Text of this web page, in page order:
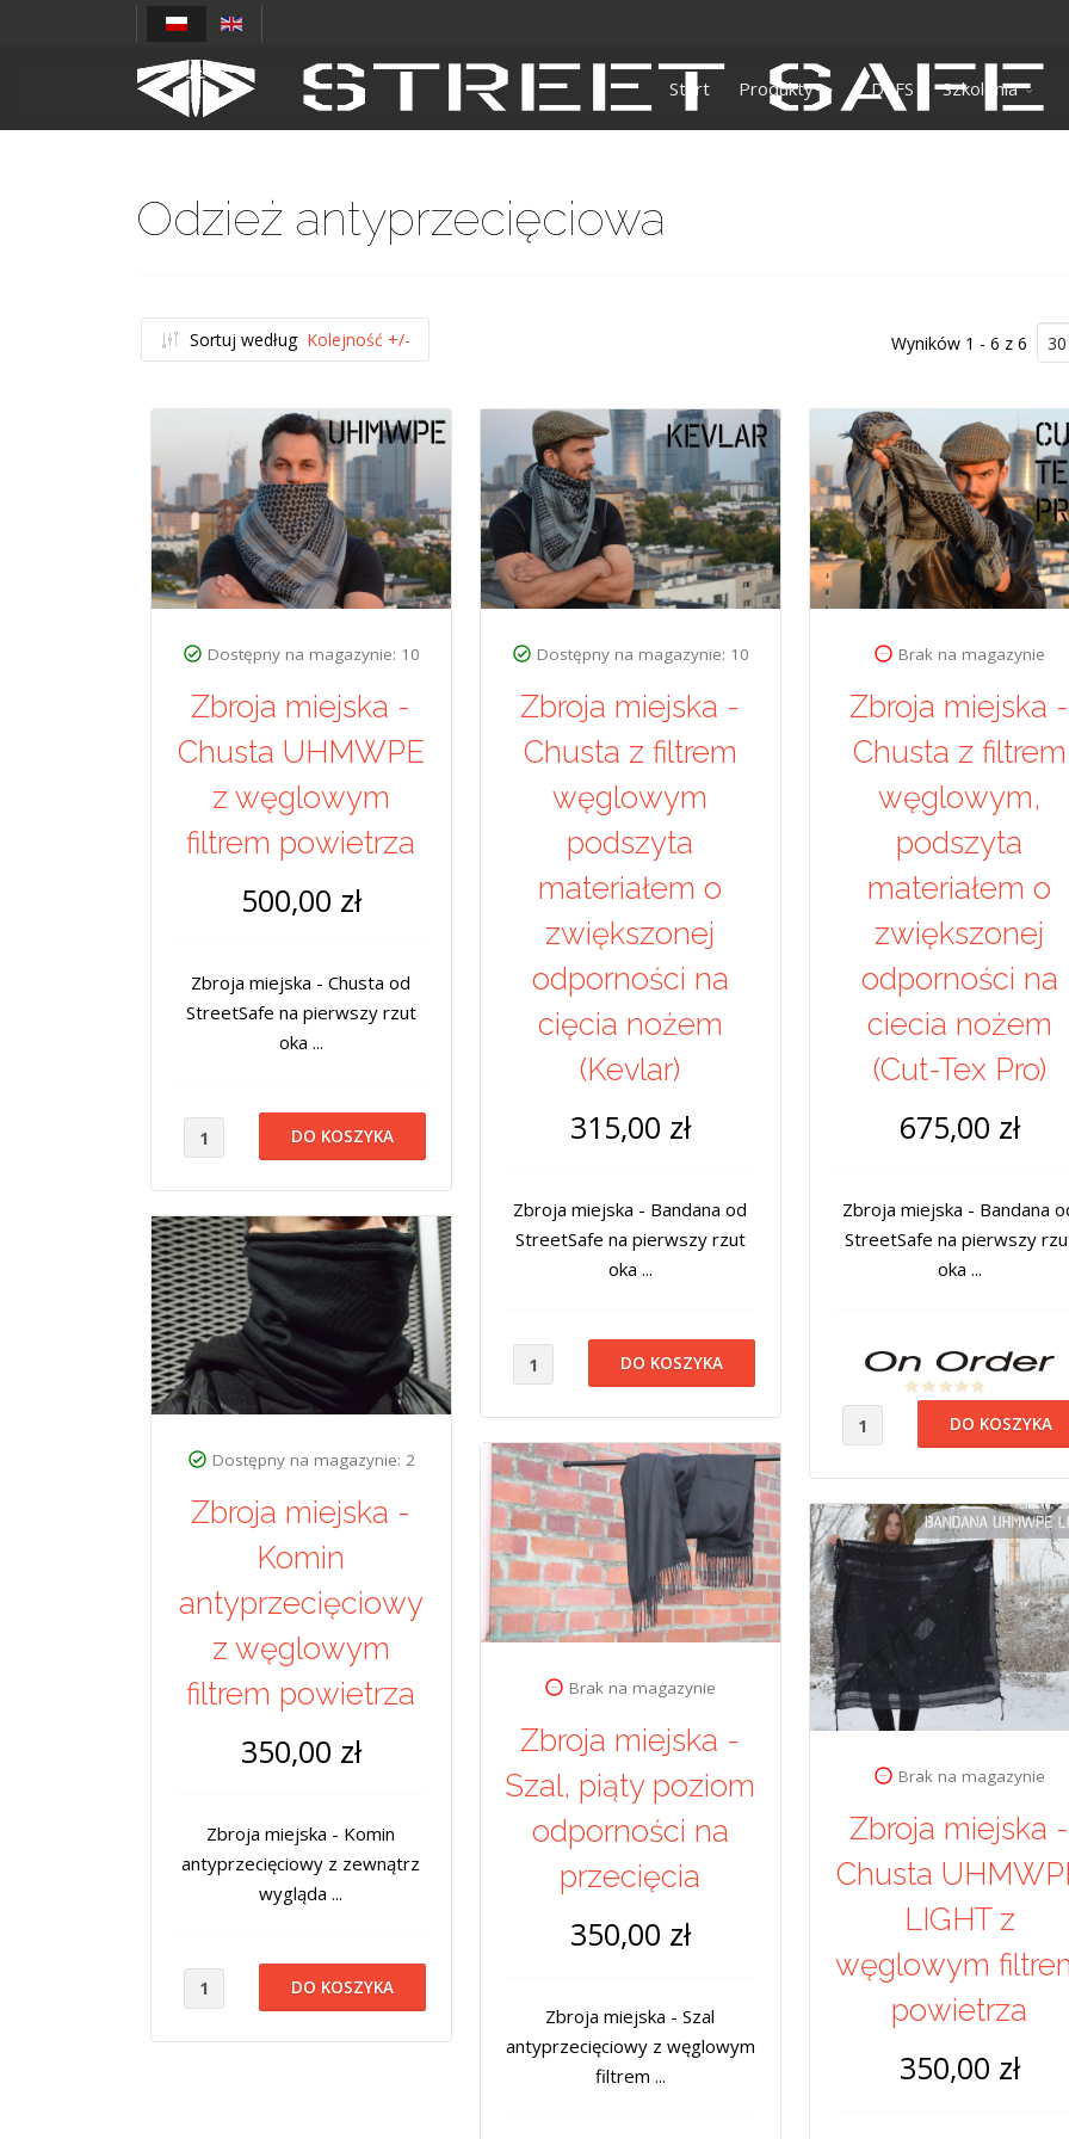
Start Produkty DEFS Szkolenia
Odzież antyprzecięciowa
Sortuj według Kolejność +/- Wyników 1 - 6 z 6
Dostępny na magazynie: 10
Zbroja miejska -
Chusta UHMWPE
z węglowym
filtrem powietrza
500,00 zł
Zbroja miejska - Chusta od
StreetSafe na pierwszy rzut
oka ...
Dostępny na magazynie: 10
Zbroja miejska -
Chusta z filtrem
węglowym
podszyta
materiałem o
zwiększonej
odporności na
cięcia nożem
(Kevlar)
315,00 zł
Zbroja miejska - Bandana od
StreetSafe na pierwszy rzut
oka ...
Brak na magazynie
Zbroja miejska -
Chusta z filtrem
węglowym,
podszyta
materiałem o
zwiększonej
odporności na
ciecia nożem
(Cut-Tex Pro)
675,00 zł
Zbroja miejska - Bandana
StreetSafe na pierwszy
oka ...
Dostępny na magazynie: 2
Zbroja miejska -
Komin
antyprzecięciowy
z węglowym
filtrem powietrza
350,00 zł
Zbroja miejska - Komin
antyprzecięciowy z zewnątrz
wygląda ...
Brak na magazynie
Zbroja miejska -
Szal, piąty poziom
odporności na
przecięcia
350,00 zł
Zbroja miejska - Szal
antyprzecięciowy z węglowym
filtrem ...
Brak na magazynie
Zbroja miejska -
Chusta
LIGHT z
węglowym
powietrza
350,00 zł